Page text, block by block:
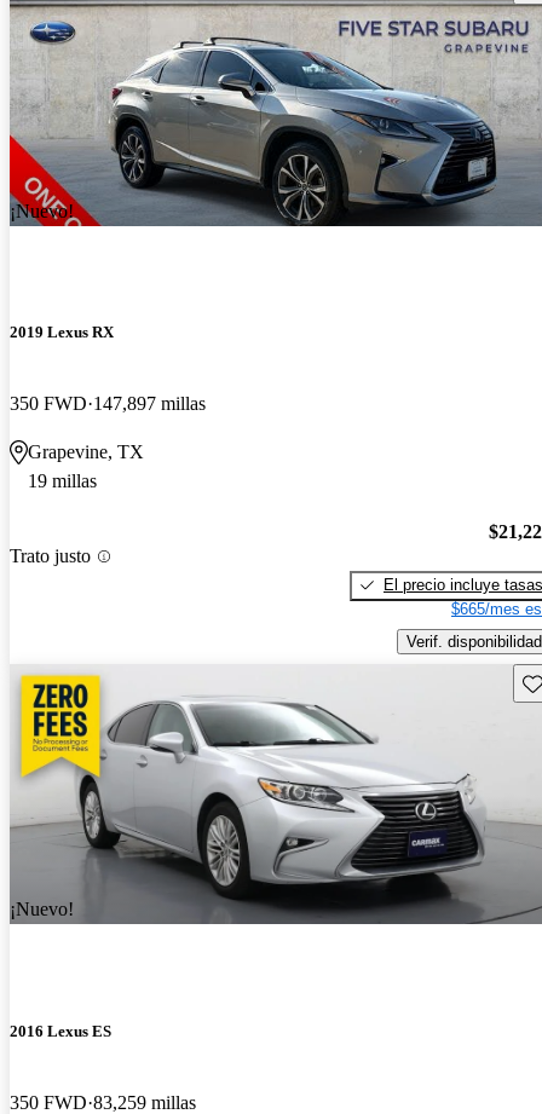
¡Nuevo!
2019 Lexus RX
350 FWD 147,897 millas
Grapevine, TX
19 millas
Trato justo
El precio incluye tasas
$665/mes
Verif. disponibilidad
¡Nuevo!
2016 Lexus ES
350 FWD 83,259 millas